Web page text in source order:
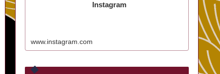
Instagram
www.instagram.com